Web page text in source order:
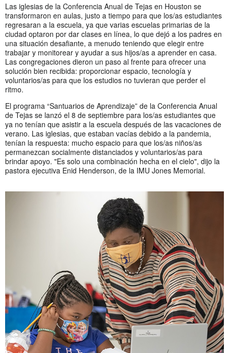
Las iglesias de la Conferencia Anual de Tejas en Houston se
transformaron en aulas, justo a tiempo para que los/as estudiantes
regresaran a la escuela, ya que varias escuelas primarias de la
ciudad optaron por dar clases en línea, lo que dejó a los padres en
una situación desafiante, a menudo teniendo que elegir entre
trabajar y monitorear y ayudar a sus hijos/as a aprender en casa.
Las congregaciones dieron un paso al frente para ofrecer una
solución bien recibida: proporcionar espacio, tecnología y
voluntarios/as para que los estudios no tuvieran que perder el
ritmo.
El programa “Santuarios de Aprendizaje” de la Conferencia Anual
de Tejas se lanzó el 8 de septiembre para los/as estudiantes que
ya no tenían que asistir a la escuela después de las vacaciones de
verano. Las iglesias, que estaban vacías debido a la pandemia,
tenían la respuesta: mucho espacio para que los/as niños/as
permanezcan socialmente distanciados y voluntarios/as para
brindar apoyo. "Es solo una combinación hecha en el cielo", dijo la
pastora ejecutiva Enid Henderson, de la IMU Jones Memorial.